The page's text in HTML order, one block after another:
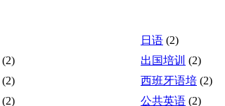
日语 (2)
(2) 出国培训 (2)
(2) 西班牙语培 (2)
(2) 公共英语 (2)